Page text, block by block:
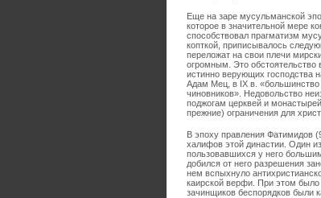
Еще на заре мусульманской
которое в значительной мере
способствовал прагматизм
копткой, приписывалось
переложат на свои плечи
огромным. Это
истинно верующих господства
Адам Мец, в IX в. «большинство
чиновников». Недовольство
поджогам церквей и
прежние) ограничения для
В эпоху правления Фатимидов
халифов этой династии. Один
пользовавшихся у него
добился от него разрешения
нем вспыхнуло
каирской верфи. При этом
зачинщиков беспорядков были